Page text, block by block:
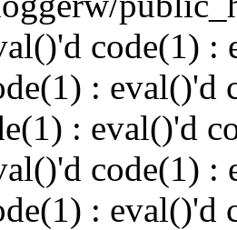
code(1) :
: eval()'d
: eval()'d
code(1) :
: eval()'d